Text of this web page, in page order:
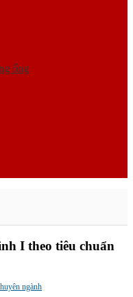
ống
I theo tiêu chuẩn
ngành